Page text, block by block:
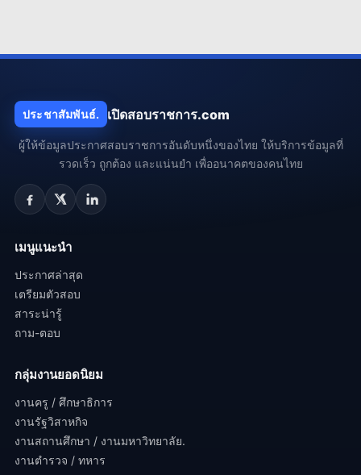
ประชาสัมพันธ์. เปิดสอบราชการ.com
ผู้ให้ข้อมูลประกาศสอบราชการอันดับหนึ่งของไทย ให้บริการข้อมูลที่
รวดเร็ว ถูกต้อง และแน่นยำ เพื่ออนาคตของคนไทย
เมนูแนะนำ
ประกาศล่าสุด
เตรียมตัวสอบ
สาระน่ารู้
ถาม-ตอบ
กลุ่มงานยอดนิยม
งานครู / ศึกษาธิการ
งานรัฐวิสาหกิจ
งานสถานศึกษา / งานมหาวิทยาลัย.
งานตำรวจ / ทหาร